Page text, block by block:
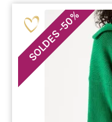
SOLDES
-
50
%